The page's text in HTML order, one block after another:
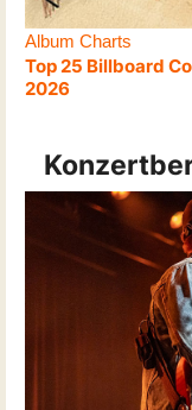
Album Charts
Top 25 Billboard
2026